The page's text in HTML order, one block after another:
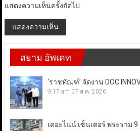
แสดงความเห็นครั้งถัดไป
สยาม อัพเดท
‘ราชทัณฑ์’ จัดงาน DOC
9:17 am 07 ส.ค. 2026
เดอะไนน์ เซ็นเตอร์ พระราม